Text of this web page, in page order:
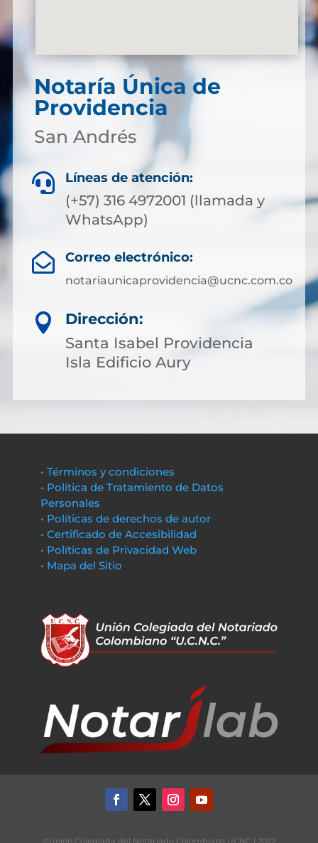
Notaría Única de
Providencia
San Andrés
 Líneas de atención:
(+57) 316 4972001 (llamada y
WhatsApp)
 Correo electrónico:
notariaunicaprovidencia@ucnc.com.co

Dirección:
Santa Isabel Providencia
Isla Edificio Aury
• Términos y condiciones
• Política de Tratamiento de Datos
Personales
• Políticas de derechos de autor
• Certificado de Accesibilidad
• Políticas de Privacidad Web
• Mapa del Sitio